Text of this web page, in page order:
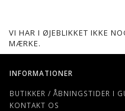
VI HAR I ØJEBLIKKET IKKE
MÆRKE.
INFORMATIONER
BUTIKKER / ÅBNINGSTIDER I
KONTAKT OS